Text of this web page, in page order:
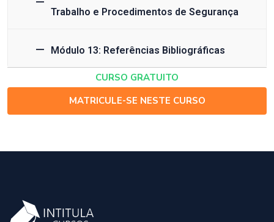
Trabalho e Procedimentos de Segurança
Módulo 13: Referências Bibliográficas
CURSO GRATUITO
MATRICULE-SE NESTE CURSO